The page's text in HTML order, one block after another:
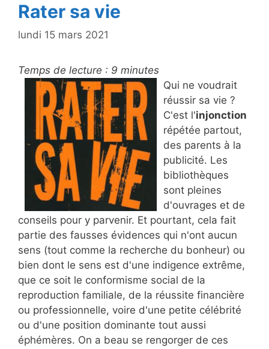
Rater sa vie
lundi 15 mars 2021
Temps de lecture : 9 minutes
Qui ne voudrait
réussir sa vie ?
C'est l'injonction
répétée partout,
des parents à la
publicité. Les
bibliothèques
sont pleines
d'ouvrages et de
conseils pour y parvenir. Et pourtant, cela fait
partie des fausses évidences qui n'ont aucun
sens (tout comme la recherche du bonheur) ou
bien dont le sens est d'une indigence extrême,
que ce soit le conformisme social de la
reproduction familiale, de la réussite financière
ou professionnelle, voire d'une petite célébrité
ou d'une position dominante tout aussi
éphémères. On a beau se rengorger de ces